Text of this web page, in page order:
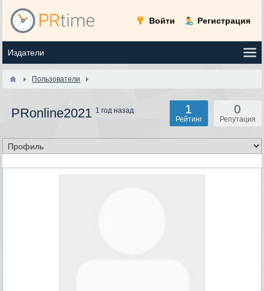
Войти Регистрация
Пользователи
PRonline2021 1 год назад 0
Репутация
1
Рейтинг